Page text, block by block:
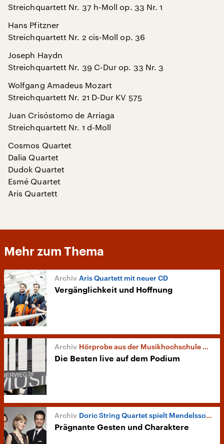
Streichquartett Nr. 37 h-Moll op. 33 Nr. 1
Hans Pfitzner
Streichquartett Nr. 2 cis-Moll op. 36
Joseph Haydn
Streichquartett Nr. 39 C-Dur op. 33 Nr. 3
Wolfgang Amadeus Mozart
Streichquartett Nr. 21 D-Dur KV 575
Juan Crisóstomo de Arriaga
Streichquartett Nr. 1 d-Moll
Cosmos Quartet
Dalia Quartet
Dudok Quartet
Esmé Quartet
Aris Quartett
Mehr zum Thema
Aris Quartett mit neuer CD
Vergänglichkeit und Hoffnung
Hörprobe aus der Musikhochschule Mainz
Die Besten live auf dem Podium
Doric String Quartet spielt Mendelssohn
Prägnante Gesten und Charaktere